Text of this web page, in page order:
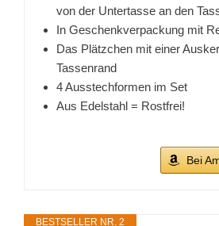
von der Untertasse an den
In Geschenkverpackung mit
Das Plätzchen mit einer
Tassenrand
4 Ausstechformen im Set
Aus Edelstahl = Rostfrei!
Bei
BESTSELLER NR. 2